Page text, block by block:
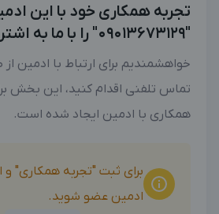
تجربه همکاری خود با این
"09013673129" را با ما به اشتراک بگذارید
خواهشمندیم برای ارتباط با ادمین
تماس تلفنی اقدام کنید، این بخش
همکاری با ادمین ایجاد شده است.
برای ثبت "تجربه همکاری" و
ادمین عضو شوید.